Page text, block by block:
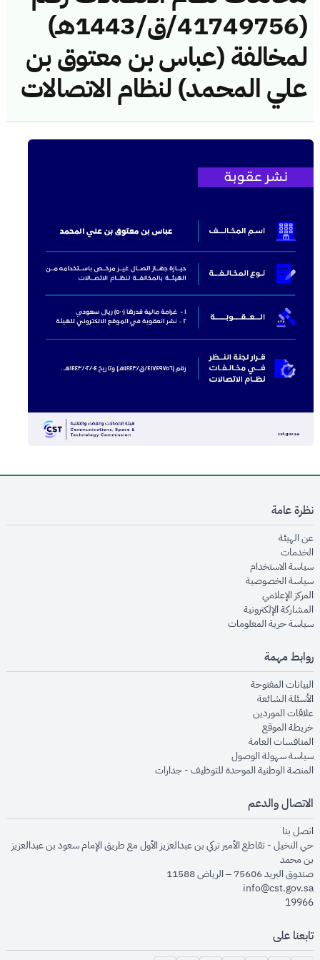
(41749756/ق/1443هـ)
لمخالفة (عباس بن معتوق بن
علي المحمد) لنظام الاتصالات
نظرة عامة
عن الهيئةopens in new window
الخدماتopens in new window
سياسة الاستخدام
سياسة الخصوصيةopens in new window
المركز الإعلاميopens in new window
المشاركة الإلكترونيةopens in new window
سياسة حرية المعلوماتopens in new window
روابط مهمة
البيانات المفتوحةopens in new window
الأسئلة الشائعةopens in new window
علاقات الموردينopens in new window
خريطة الموقعopens in new window
المنافسات العامةopens in new window
سياسة سهولة الوصولopens in new window
المنصة الوطنية الموحدة للتوظيف - جداراتopens in new window
الاتصال والدعم
اتصل بنا
حي النخيل - تقاطع الأمير تركي بن عبدالعزيز الأول مع طريق الإمام سعود بن عبدالعزيز
بن محمد
صندوق البريد 75606 – الرياض 11588
info@cst.gov.sa
19966
تابعنا على